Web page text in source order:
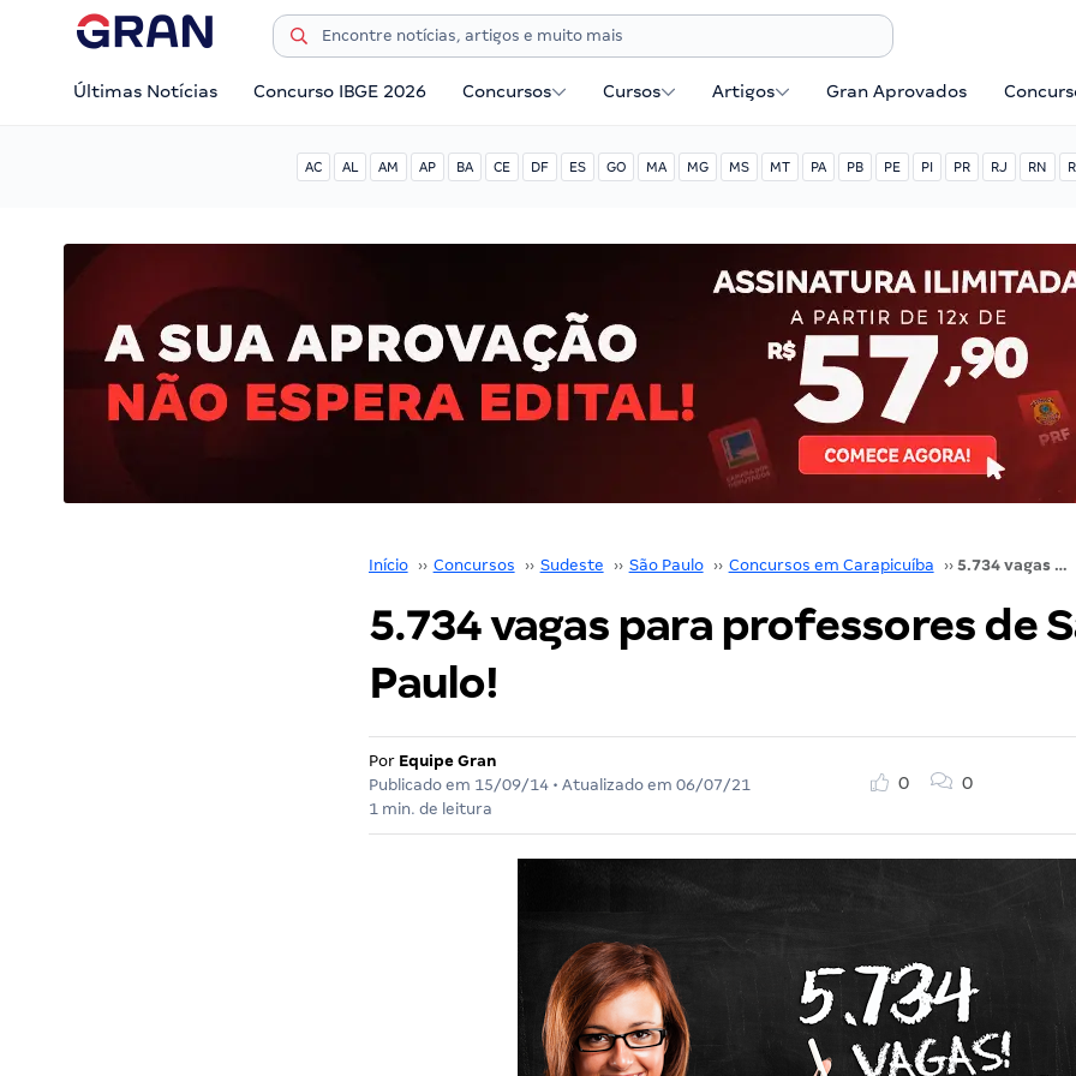
Últimas Notícias Concurso IBGE 2026 Concursos Cursos Artigos Gran Aprovados
AC AL AM AP BA CE DF ES GO MA MG MS MT PA PB PE PI PR RJ RN
Início ›› Concursos ›› Sudeste ›› São Paulo ›› Concursos em Carapicuíba ›› 5.734 vagas para professores de São Paulo!
5.734 vagas para professores de
Paulo!
Por Equipe Gran
Publicado em 15/09/14• Atualizado em 06/07/21
1 min. de leitura
0 0